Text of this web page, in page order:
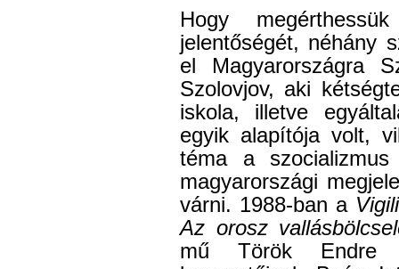
Hogy
jelentőségét, néhány
el Magyarországra
Szolovjov, aki
iskola, illetve
egyik alapítója volt,
téma a
magyarországi
várni. 1988-ban a
Az orosz
mű Török Endre